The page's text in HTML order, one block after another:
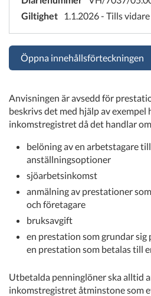
Giltighet 1.1.2026 - Tills vidare
Öppna innehållsförteckningen
Anvisningen är avsedd för
beskrivs det med hjälp av
inkomstregistret då det handlar om
belöning av en arbetstagare
anställningsoptioner
sjöarbetsinkomst
anmälning av prestationer
och företagare
bruksavgift
en prestation som grundar sig
en prestation som betalas till
Utbetalda penninglöner ska alltid
inkomstregistret åtminstone som